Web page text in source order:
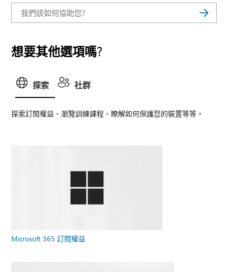
想要其他選項嗎?
探索 社群
探索訂閱權益、瀏覽訓練課程、瞭解如何保護您的裝置等等。
Microsoft 365 訂閱權益